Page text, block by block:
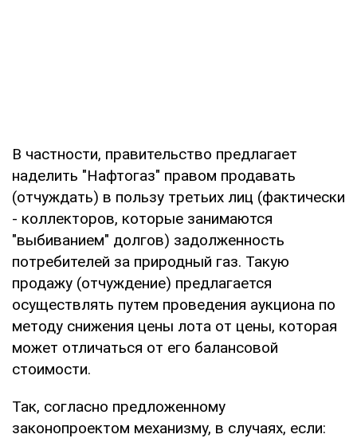
В частности, правительство предлагает
наделить "Нафтогаз" правом продавать
(отчуждать) в пользу третьих лиц (фактически
- коллекторов, которые занимаются
"выбиванием" долгов) задолженность
потребителей за природный газ. Такую
продажу (отчуждение) предлагается
осуществлять путем проведения аукциона по
методу снижения цены лота от цены, которая
может отличаться от его балансовой
стоимости.
Так, согласно предложенному
законопроектом механизму, в случаях, если: